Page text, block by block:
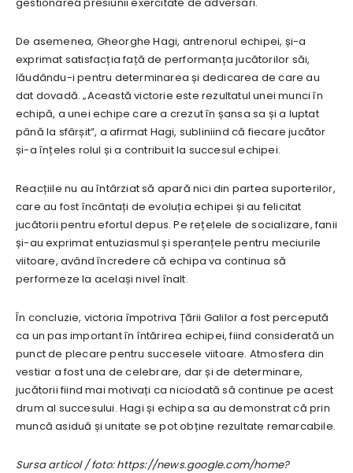
De asemenea, Gheorghe Hagi, antrenorul echipei, și-a
exprimat satisfacția față de performanța jucătorilor săi,
lăudându-i pentru determinarea și dedicarea de care au
dat dovadă. „Această victorie este rezultatul unei munci în
echipă, a unei echipe care a crezut în șansa sa și a luptat
până la sfârșit”, a afirmat Hagi, subliniind că fiecare jucător
și-a înțeles rolul și a contribuit la succesul echipei.
Reacțiile nu au întârziat să apară nici din partea suporterilor,
care au fost încântați de evoluția echipei și au felicitat
jucătorii pentru efortul depus. Pe rețelele de socializare, fanii
și-au exprimat entuziasmul și speranțele pentru meciurile
viitoare, având încredere că echipa va continua să
performeze la același nivel înalt.
În concluzie, victoria împotriva Țării Galilor a fost percepută
ca un pas important în întărirea echipei, fiind considerată un
punct de plecare pentru succesele viitoare. Atmosfera din
vestiar a fost una de celebrare, dar și de determinare,
jucătorii fiind mai motivați ca niciodată să continue pe acest
drum al succesului. Hagi și echipa sa au demonstrat că prin
muncă asiduă și unitate se pot obține rezultate remarcabile.
Sursa articol / foto: https://news.google.com/home?